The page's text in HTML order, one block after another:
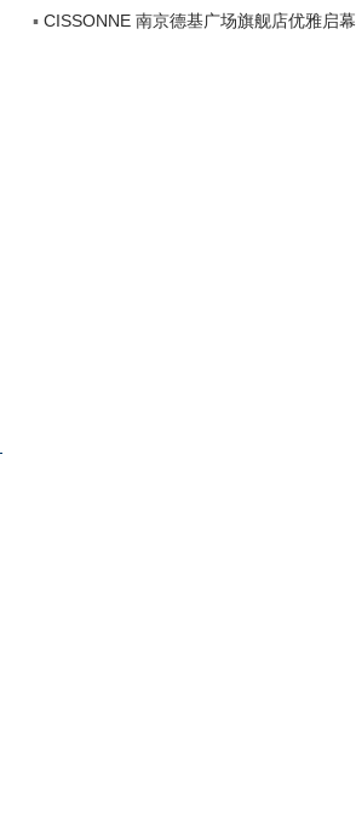
覆盖全城
▪ CISSONNE 南京德基广场旗舰店优雅启幕